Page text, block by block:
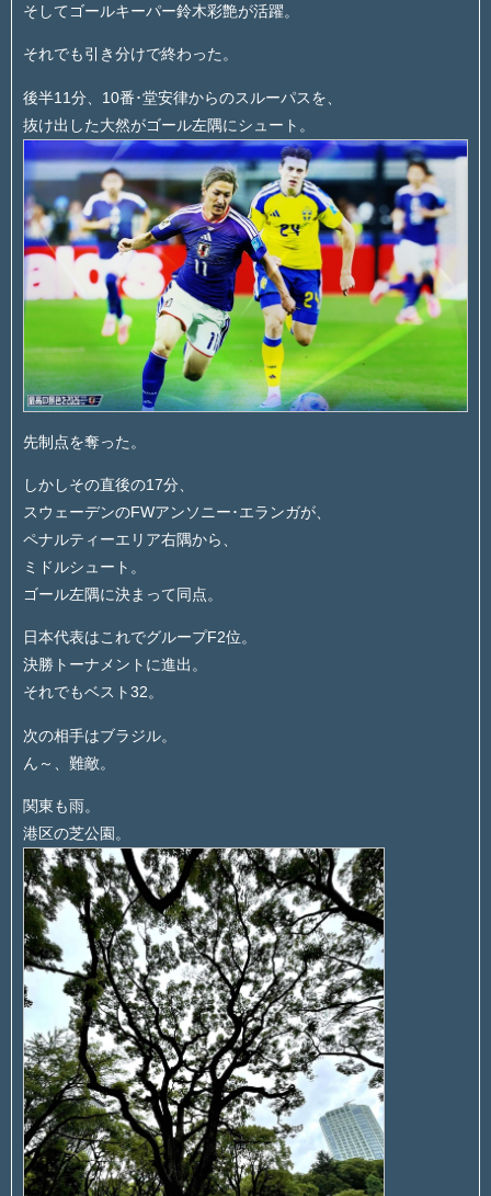
そしてゴールキーパー鈴木彩艶が活躍。
それでも引き分けで終わった。
後半11分、10番･堂安律からのスルーパスを、
抜け出した大然がゴール左隅にシュート。
先制点を奪った。
しかしその直後の17分、
スウェーデンのFWアンソニー･エランガが、
ペナルティーエリア右隅から、
ミドルシュート。
ゴール左隅に決まって同点。
日本代表はこれでグループF2位。
決勝トーナメントに進出。
それでもベスト32。
次の相手はブラジル。
ん～、難敵。
関東も雨。
港区の芝公園。